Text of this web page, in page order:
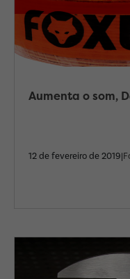
Aumenta o som,
12 de fevereiro de 2019|